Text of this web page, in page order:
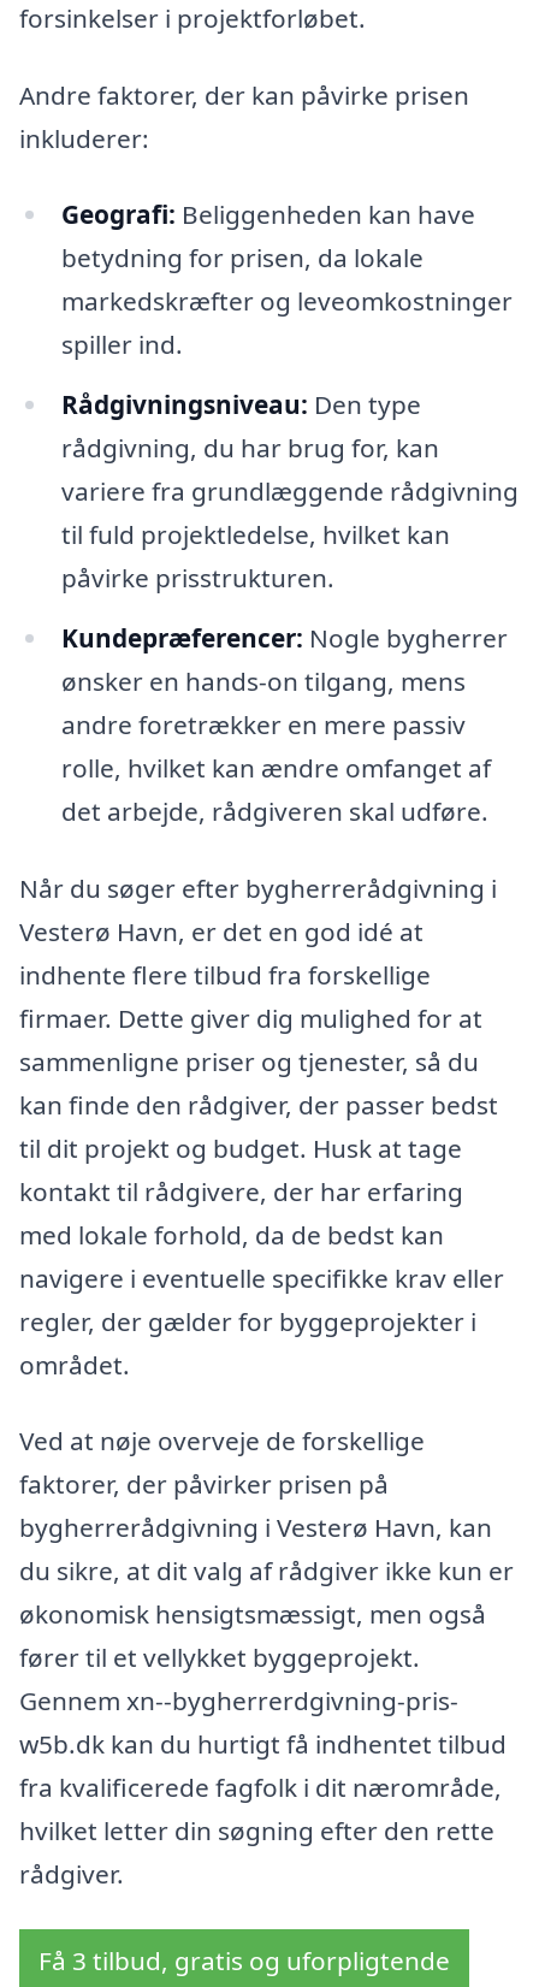
forsinkelser i projektforløbet.
Andre faktorer, der kan påvirke prisen
inkluderer:
Geografi: Beliggenheden kan have
betydning for prisen, da lokale
markedskræfter og leveomkostninger
spiller ind.
Rådgivningsniveau: Den type
rådgivning, du har brug for, kan
variere fra grundlæggende rådgivning
til fuld projektledelse, hvilket kan
påvirke prisstrukturen.
Kundepræferencer: Nogle bygherrer
ønsker en hands-on tilgang, mens
andre foretrækker en mere passiv
rolle, hvilket kan ændre omfanget af
det arbejde, rådgiveren skal udføre.
Når du søger efter bygherrerådgivning i
Vesterø Havn, er det en god idé at
indhente flere tilbud fra forskellige
firmaer. Dette giver dig mulighed for at
sammenligne priser og tjenester, så du
kan finde den rådgiver, der passer bedst
til dit projekt og budget. Husk at tage
kontakt til rådgivere, der har erfaring
med lokale forhold, da de bedst kan
navigere i eventuelle specifikke krav eller
regler, der gælder for byggeprojekter i
området.
Ved at nøje overveje de forskellige
faktorer, der påvirker prisen på
bygherrerådgivning i Vesterø Havn, kan
du sikre, at dit valg af rådgiver ikke kun er
økonomisk hensigtsmæssigt, men også
fører til et vellykket byggeprojekt.
Gennem xn--bygherrerdgivning-pris-
w5b.dk kan du hurtigt få indhentet tilbud
fra kvalificerede fagfolk i dit nærområde,
hvilket letter din søgning efter den rette
rådgiver.
Få 3 tilbud, gratis og uforpligtende